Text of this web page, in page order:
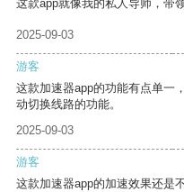
这款app就像我的私人导师，带
2025-09-03
游客
这款加速器app的功能有点单一
动切换线路的功能。
2025-09-03
游客
这款加速器app的加速效果还是